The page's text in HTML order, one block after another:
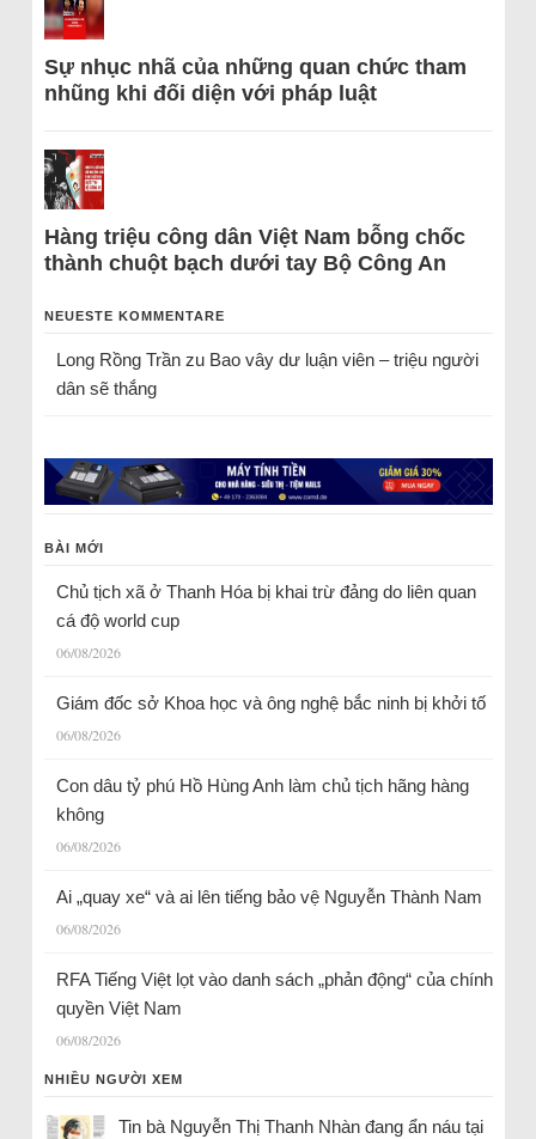
Sự nhục nhã của những quan chức tham
nhũng khi đối diện với pháp luật
Hàng triệu công dân Việt Nam bỗng chốc
thành chuột bạch dưới tay Bộ Công An
NEUESTE KOMMENTARE
Long Rồng Trầnzu Bao vây dư luận viên – triệu người
dân sẽ thắng
BÀI MỚI
Chủ tịch xã ở Thanh Hóa bị khai trừ đảng do liên quan
cá độ world cup
06/08/2026
Giám đốc sở Khoa học và ông nghệ bắc ninh bị khởi tố
06/08/2026
Con dâu tỷ phú Hồ Hùng Anh làm chủ tịch hãng hàng
không
06/08/2026
Ai „quay xe“ và ai lên tiếng bảo vệ Nguyễn Thành Nam
06/08/2026
RFA Tiếng Việt lọt vào danh sách „phản động“ của chính
quyền Việt Nam
06/08/2026
NHIỀU NGƯỜI XEM
Tin bà Nguyễn Thị Thanh Nhàn đang ẩn náu tại